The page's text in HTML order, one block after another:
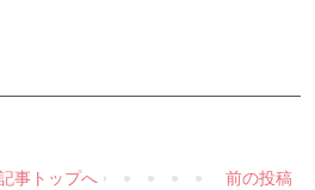
前の投稿
事トップへ